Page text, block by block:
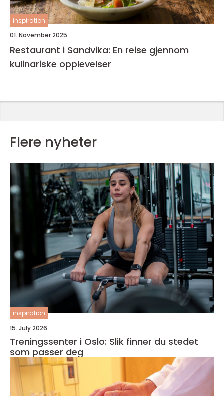
inspiration
01. November 2025
Restaurant i Sandvika: En reise gjennom
kulinariske opplevelser
Flere nyheter
inspiration
15. July 2026
Treningssenter i Oslo: Slik finner du stedet
som passer deg